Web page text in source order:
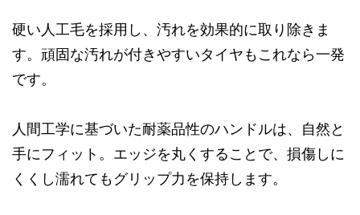
硬い人工毛を採用し、汚れを効果的に取り除きま
す。頑固な汚れが付きやすいタイヤもこれなら一発
です。
人間工学に基づいた耐薬品性のハンドルは、自然と
手にフィット。エッジを丸くすることで、損傷しに
くくし濡れてもグリップ力を保持します。